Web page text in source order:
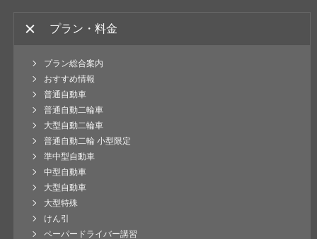
プラン・料金
プラン総合案内
おすすめ情報
普通自動車
普通自動二輪車
大型自動二輪車
普通自動二輪 小型限定
準中型自動車
中型自動車
大型自動車
大型特殊
けん引
ペーパードライバー講習